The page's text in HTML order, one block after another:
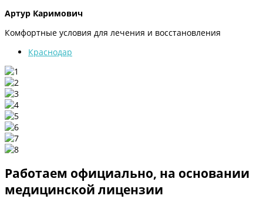
Артур Каримович
Комфортные условия для лечения и восстановления
Краснодар
Работаем официально, на основании
медицинской лицензии